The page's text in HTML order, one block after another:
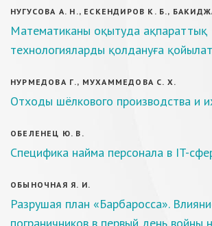
НУГУСОВА А. Н., ЕСКЕНДИРОВ К. Б.,
Математиканы оқытуда ақпараттық
технологияларды қолдануға
НУРМЕДОВА Г., МУХАММЕДОВА С. Х.
Отходы шёлкового производства и
ОБЕЛЕНЕЦ Ю. В.
Специфика найма персонала в IT-
ОБЫНОЧНАЯ Я. И.
Разрушая план «Барбаросса».